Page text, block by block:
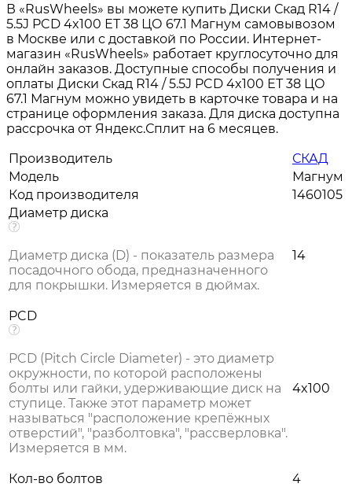
В «RusWheels» вы можете купить Диски Скад R14 /
5.5J PCD 4x100 ЕТ 38 ЦО 67.1 Магнум самовывозом
в Москве или с доставкой по России. Интернет-
магазин «RusWheels» работает круглосуточно для
онлайн заказов. Доступные способы получения и
оплаты Диски Скад R14 / 5.5J PCD 4x100 ЕТ 38 ЦО
67.1 Магнум можно увидеть в карточке товара и на
странице оформления заказа. Для диска доступна
рассрочка от Яндекс.Сплит на 6 месяцев.
Производитель
СКАД
Модель
Магнум
Код производителя
1460105
Диаметр диска
Диаметр диска (D) - показатель размера
посадочного обода, предназначенного
для покрышки. Измеряется в дюймах.
14
PCD
PCD (Pitch Circle Diameter) - это диаметр
окружности, по которой расположены
болты или гайки, удерживающие диск на
ступице. Также этот параметр может
называться "расположение крепёжных
отверстий", "разболтовка", "рассверловка".
Измеряется в мм.
4x100
Кол-во болтов
4